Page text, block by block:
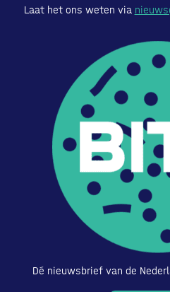
Laat het ons weten via
Dé nieuwsbrief van de